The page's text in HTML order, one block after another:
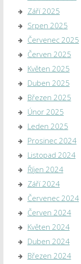
Září 2025
Srpen 2025
Červenec 2025
Červen 2025
Květen 2025
Duben 2025
Březen 2025
Únor 2025
Leden 2025
Prosinec 2024
Listopad 2024
Říjen 2024
Září 2024
Červenec 2024
Červen 2024
Květen 2024
Duben 2024
Březen 2024